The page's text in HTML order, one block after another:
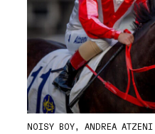
NOISY BOY, ANDREA